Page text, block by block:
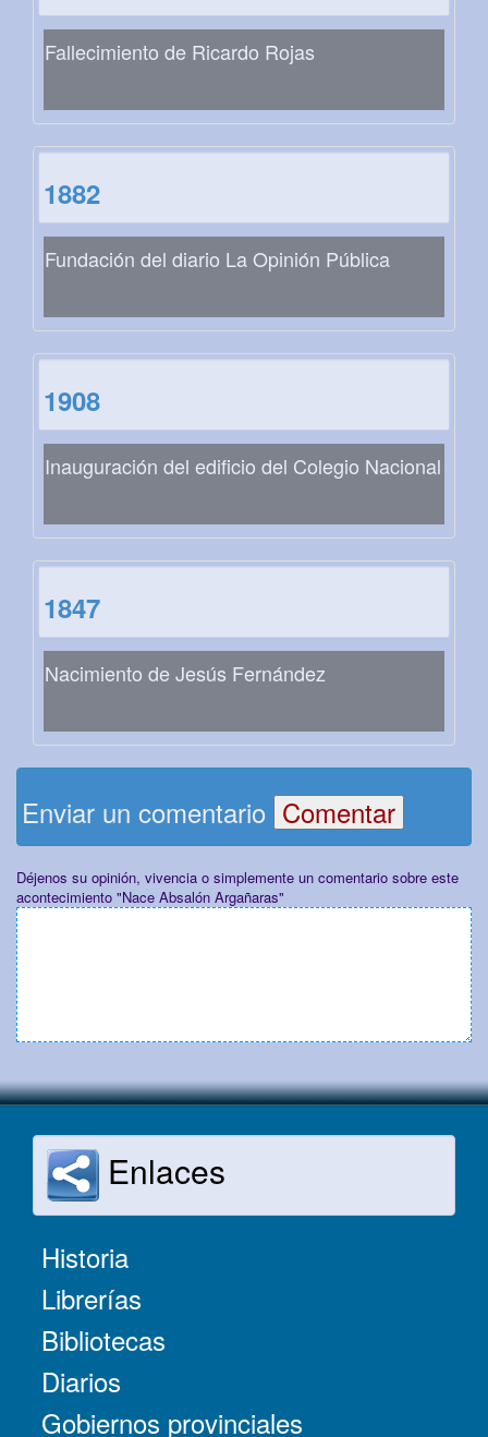
Fallecimiento de Ricardo Rojas
1882
Fundación del diario La Opinión Pública
1908
Inauguración del edificio del Colegio Nacional
1847
Nacimiento de Jesús Fernández
Enviar un comentario
Déjenos su opinión, vivencia o simplemente un comentario sobre este
acontecimiento "Nace Absalón Argañaras"
Enlaces
Historia
Librerías
Bibliotecas
Diarios
Gobiernos provinciales